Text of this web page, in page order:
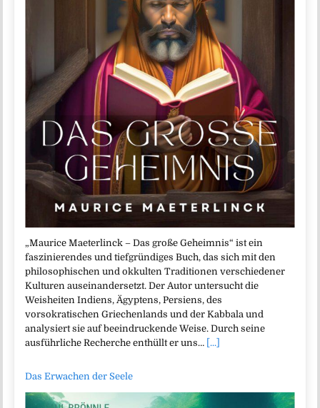
„Maurice Maeterlinck – Das große Geheimnis“ ist ein
faszinierendes und tiefgründiges Buch, das sich mit den
philosophischen und okkulten Traditionen verschiedener
Kulturen auseinandersetzt. Der Autor untersucht die
Weisheiten Indiens, Ägyptens, Persiens, des
vorsokratischen Griechenlands und der Kabbala und
analysiert sie auf beeindruckende Weise. Durch seine
ausführliche Recherche enthüllt er uns… [...]
Das Erwachen der Seele